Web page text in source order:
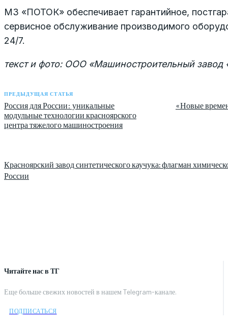
Читайте нас в ТГ
Еще больше свежих новостей в нашем Telegram-канале.
ПОДПИСАТЬСЯ
МЗ «ПОТОК» обеспечивает гарантийное,
сервисное обслуживание производимого
24/7.
текст и фото: ООО «Машиностроительный
ПРЕДЫДУЩАЯ СТАТЬЯ
Россия для России: уникальные
модульные технологии красноярского
центра тяжелого машиностроения
«Новые
Красноярский завод синтетического каучука: флагман
России